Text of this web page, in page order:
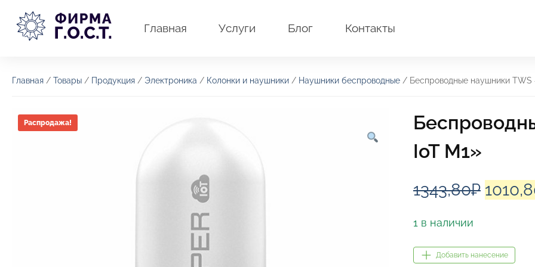
содержимому
Главная Услуги Блог Контакты
Главная / Товары / Продукция / Электроника / Колонки и наушники / Наушники беспроводные / Беспроводные наушники TWS
Распродажа!
IoT M1»
1343,80₽
1 в наличии
Добавить нанесение